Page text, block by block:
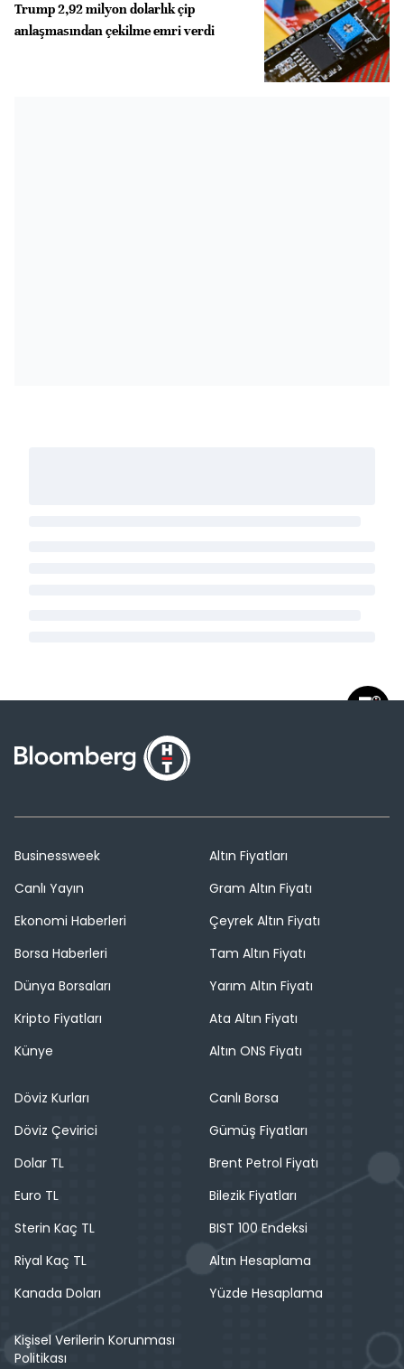
Trump 2,92 milyon dolarlık çip
anlaşmasından çekilme emri verdi
Businessweek
Canlı Yayın
Ekonomi Haberleri
Borsa Haberleri
Dünya Borsaları
Kripto Fiyatları
Künye
Altın Fiyatları
Gram Altın Fiyatı
Çeyrek Altın Fiyatı
Tam Altın Fiyatı
Yarım Altın Fiyatı
Ata Altın Fiyatı
Altın ONS Fiyatı
Döviz Kurları
Döviz Çevirici
Dolar TL
Euro TL
Sterin Kaç TL
Riyal Kaç TL
Kanada Doları
Canlı Borsa
Gümüş Fiyatları
Brent Petrol Fiyatı
Bilezik Fiyatları
BIST 100 Endeksi
Altın Hesaplama
Yüzde Hesaplama
Kişisel Verilerin Korunması
Politikası